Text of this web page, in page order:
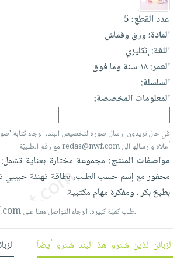
العناية
بالأسنان
الحمية
والتغذية
أدوات
المائدة
الأوعية
والتخزين
أدوات
المطبخ
الأكثر
مبيعاً
العودة
للمدارس
اكسسوارات
كتب
اكسسوارات
منزلية
اكسسوارات
ملابس
مطرزات
حقائب
حلي
بالذات
شحن
مجاني
بنود
مختارة
اشتراكات
كل
الاشتراكات
صندوق
القراءة
iKitab
بلا
حدود
بحث
متقدم
نيل
وفرات
عن
سياسة
الشركة
حسابك
لائحة
الأمنيات
عدد القطع:5
المادة:ورق وقماش
اللغة:إنكليزي
العمر:١٨ سنة وما فوق
السلسلة:
المعلومات المخصصة:
أعلاه وارسالها الى redas@nwf.com مع رقم الطلبيّة
مواصفات المنتج: مجموعة مختارة بعناية
محفورمعإسم حسب الطلب،بطاقة تهنئة حبيبي
بطبخبكرا، ومفكرة مهام مكتبية.
لطلب كميّة كبيرة، الرجاء التواصل معنا على
الزبائن الذين اشتروا هذا البند اشتروا أيضاً